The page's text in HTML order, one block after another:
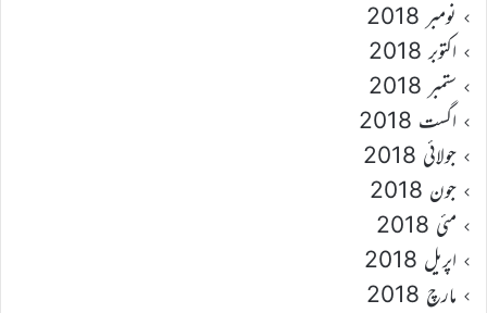
نومبر 2018
اکتوبر 2018
ستمبر 2018
اگست 2018
جولائی 2018
جون 2018
مئی 2018
اپریل 2018
مارچ 2018